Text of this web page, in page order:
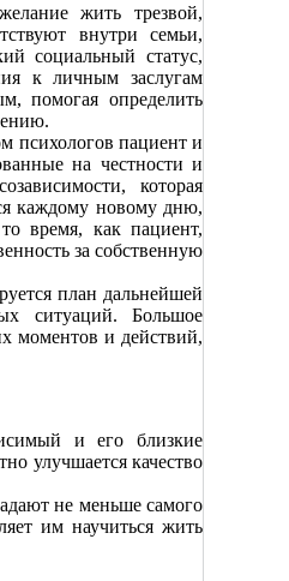
жить трезвой,
внутри семьи,
социальный статус,
к личным заслугам
помогая определить
психологов пациент и
на честности и
которая
каждому новому дню,
время, как пациент,
за собственную
план дальнейшей
ситуаций. Большое
моментов и действий,
и его близкие
улучшается качество
не меньше самого
им научиться жить